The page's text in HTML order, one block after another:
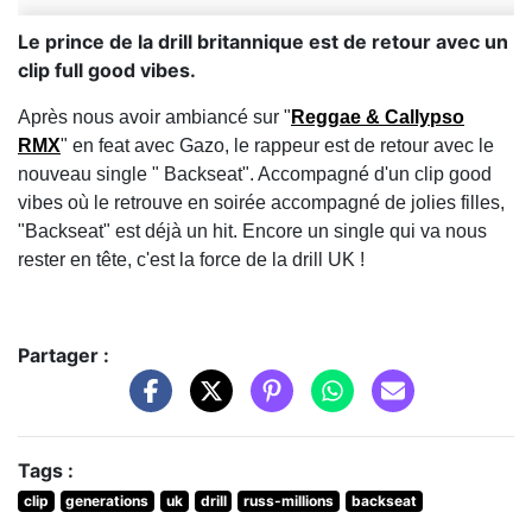
Le prince de la drill britannique est de retour avec un
clip full good vibes.
Après nous avoir ambiancé sur " Reggae & Callypso
RMX" en feat avec Gazo, le rappeur est de retour avec le
nouveau single " Backseat". Accompagné d'un clip good
vibes où le retrouve en soirée accompagné de jolies filles,
"Backseat" est déjà un hit. Encore un single qui va nous
rester en tête, c'est la force de la drill UK !
Partager :
Tags :
clip generations uk drill russ-millions backseat